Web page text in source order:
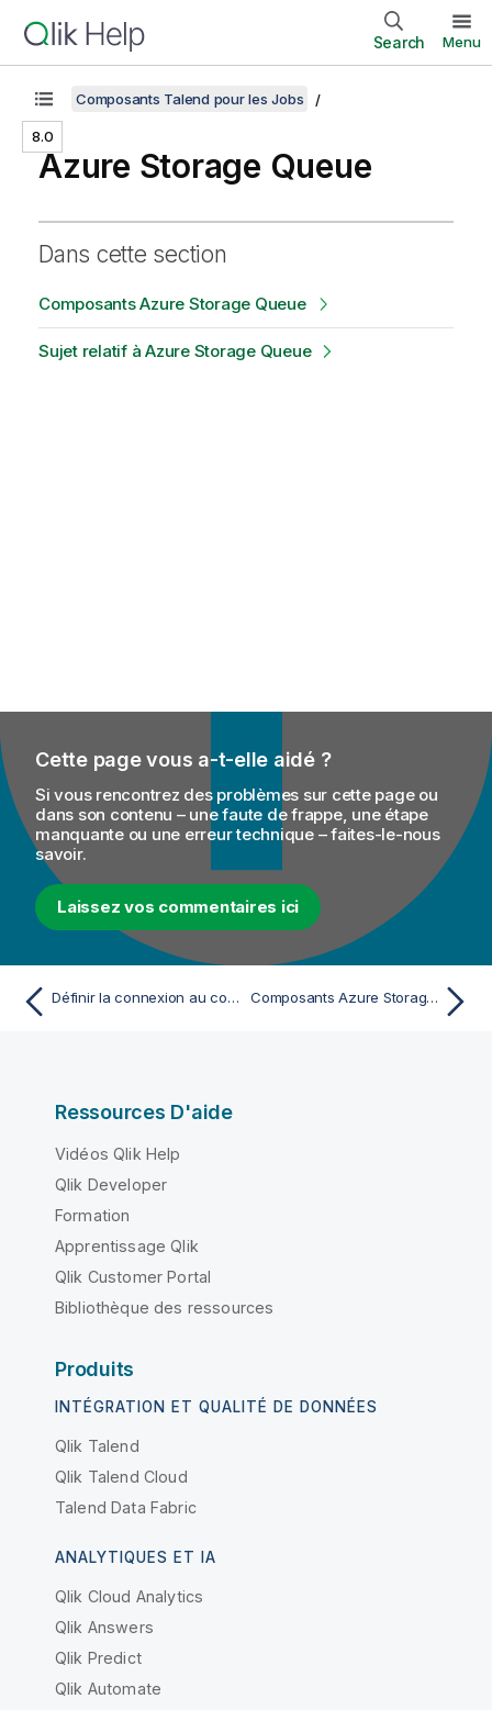
Search Menu
8.0
Composants Talend pour les Jobs
Azure Storage Queue
Dans cette section
Composants Azure Storage Queue
Sujet relatif à Azure Storage Queue
Cette page vous a-t-elle aidé ?
Si vous rencontrez des problèmes sur cette page ou
dans son contenu – une faute de frappe, une étape
manquante ou une erreur technique – faites-le-nous
savoir.
Laissez vos commentaires ici
Définir la connexion au compte Azure Storage à utiliser dans le Studio Talend Composants Azure Storage Queue
Ressources D'aide
Vidéos Qlik Help
Qlik Developer
Formation
Apprentissage Qlik
Qlik Customer Portal
Bibliothèque des ressources
Produits
INTÉGRATION ET QUALITÉ DE DONNÉES
Qlik Talend
Qlik Talend Cloud
Talend Data Fabric
ANALYTIQUES ET IA
Qlik Cloud Analytics
Qlik Answers
Qlik Predict
Qlik Automate